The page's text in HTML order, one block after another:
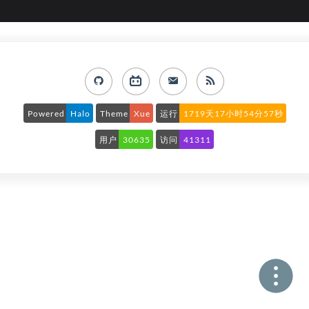
Powered Halo Theme Xue 运行 1719天17小时54分57秒
用户 30635 访问 41311